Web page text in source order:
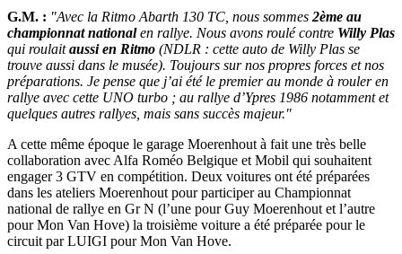
G.M. : "Avec la Ritmo Abarth 130 TC, nous sommes 2ème au
championnat nationalen rallye. Nous avons roulé contre Willy Plas
qui roulaitaussi en Ritmo (NDLR : cette auto de Willy Plas se
trouve aussi dans le musée). Toujours sur nos propres forces et nos
préparations. Je pense que j’ai été le premier au monde à rouler en
rallye avec cette UNO turbo ; au rallye d’Ypres 1986 notamment et
quelques autres rallyes, mais sans succès majeur."
A cette même époque le garage Moerenhout à fait une très belle
collaboration avec Alfa Roméo Belgique et Mobil qui souhaitent
engager 3 GTV en compétition. Deux voitures ont été préparées
dans les ateliers Moerenhout pour participer au Championnat
national de rallye en Gr N (l’une pour Guy Moerenhout et l’autre
pour Mon Van Hove) la troisième voiture a été préparée pour le
circuit par LUIGI pour Mon Van Hove.